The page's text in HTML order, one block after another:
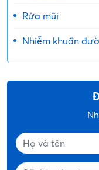
Rửa mũi
Nhiễm khuẩn